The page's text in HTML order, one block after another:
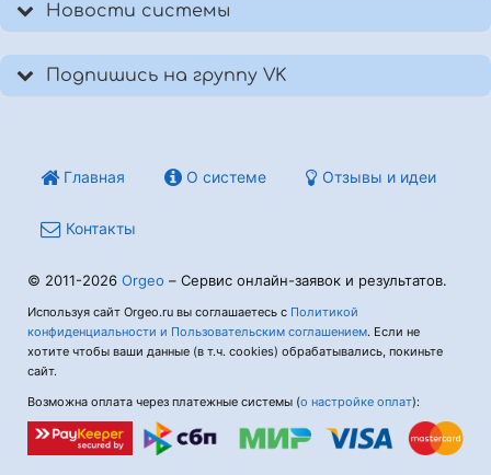
Новости системы
Подпишись на группу VK
Главная О системе Отзывы и идеи
Контакты
© 2011-2026 Orgeo – Сервис онлайн-заявок и результатов.
Используя сайт Orgeo.ru вы соглашаетесь с Политикой
конфиденциальности и Пользовательским соглашением. Если не
хотите чтобы ваши данные (в т.ч. cookies) обрабатывались, покиньте
сайт.
Возможна оплата через платежные системы (о настройке оплат):